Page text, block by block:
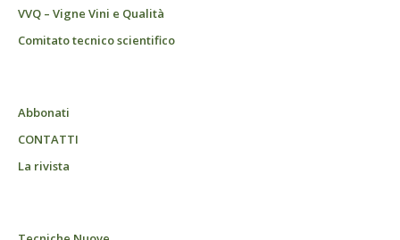
VVQ – Vigne Vini e Qualità
Comitato tecnico scientifico
Abbonati
CONTATTI
La rivista